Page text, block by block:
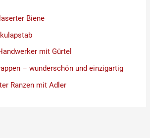
Biene
mit Gürtel
– wunderschön und einzigartig
Ranzen mit Adler